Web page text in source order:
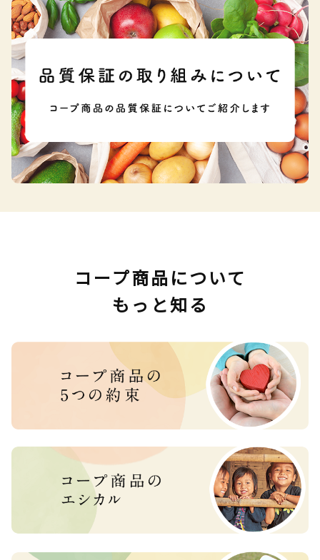
コープ商品について
もっと知る